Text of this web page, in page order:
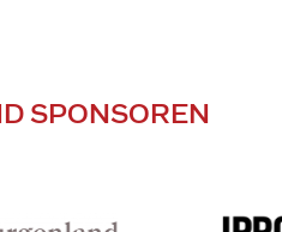
SPONSOREN